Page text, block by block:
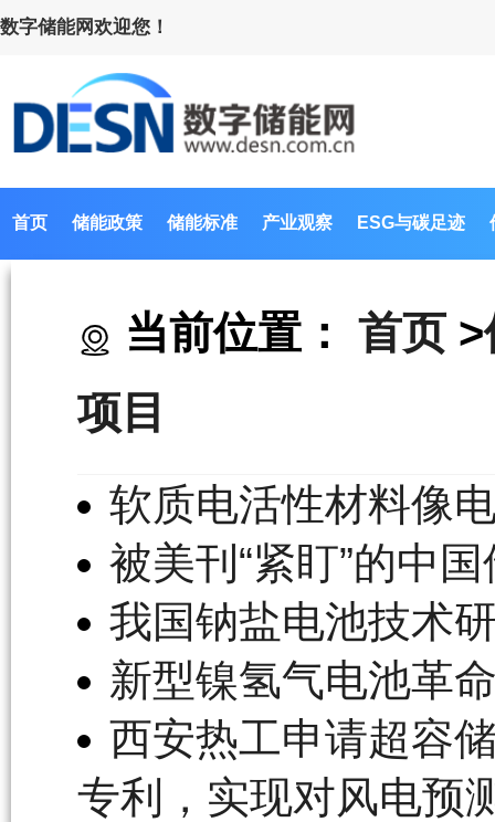
数字储能网欢迎您！
首页 储能政策 储能标准 产业观察 ESG与碳足迹
当前位置： 首页 >
项目
软质电活性材料像
被美刊“紧盯”的中国
我国钠盐电池技术
新型镍氢气电池革
西安热工申请超容
专利，实现对风电预